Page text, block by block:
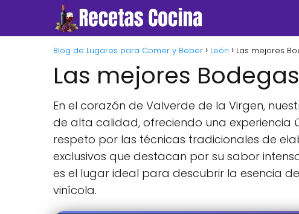
Blog de Lugares para Comer y Beber León Las mejores
Las mejores
En el corazón de Valverde de la Virgen,
de alta calidad, ofreciendo una
respeto por las técnicas tradicionales de
exclusivos que destacan por su sabor
es el lugar ideal para descubrir la esencia
vinícola.